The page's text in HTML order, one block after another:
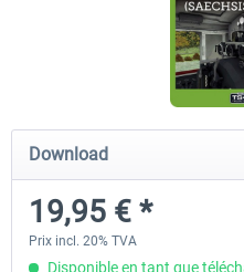
Saxon IV-K (Saechsische IV-K)
19,95 € *
Download
19,95 € *
Prix incl. 20% TVA
Disponible en tant que